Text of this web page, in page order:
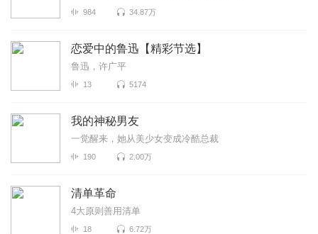
984 34.87万
恋爱中的鲁迅【精彩节选】
鲁迅，许广平
13 5174
我的神秘男友
一觉醒来，她从美少女变成冷酷总裁
190 2.00万
清单革命
4大原则善用清单
18 6.72万